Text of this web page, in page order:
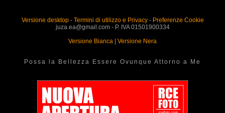
Versione desktop- Termini di utilizzo e Privacy- Preferenze Cookie
juza.ea@gmail.com - P. IVA 01501900334
Versione Bianca | Versione Nera
Possa la Bellezza Essere Ovunque Attorno a Me